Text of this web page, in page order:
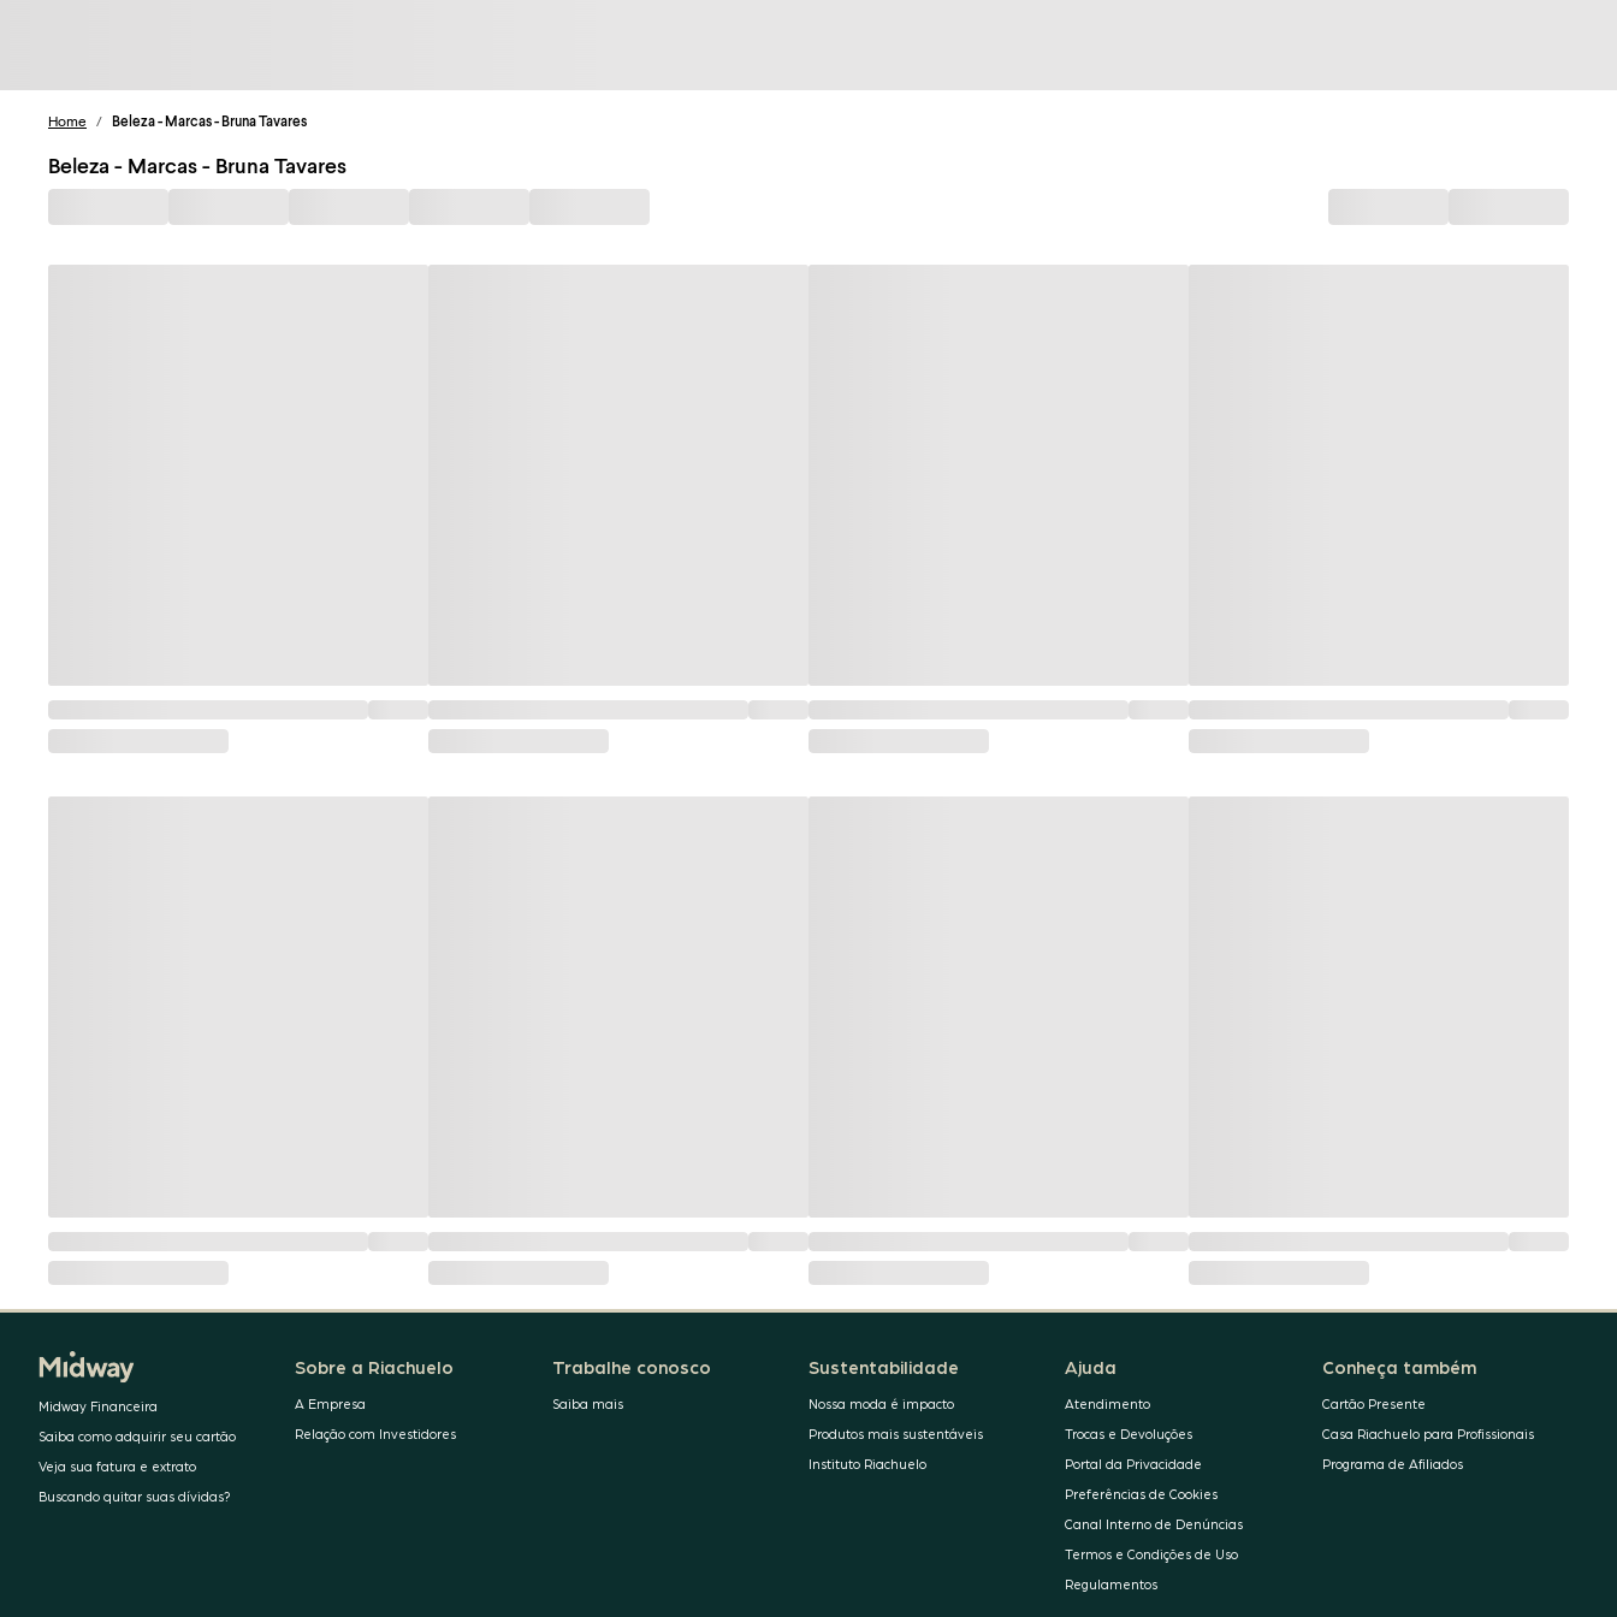
Home / Beleza - Marcas - Bruna Tavares
Beleza - Marcas - Bruna Tavares
Midway Financeira
Saiba como adquirir seu cartão
Veja sua fatura e extrato
Buscando quitar suas dívidas?
Sobre a Riachuelo
A Empresa
Relação com Investidores
Trabalhe conosco
Saiba mais
Sustentabilidade
Nossa moda é impacto
Produtos mais sustentáveis
Instituto Riachuelo
Ajuda
Atendimento
Trocas e Devoluções
Portal da Privacidade
Preferências de Cookies
Canal Interno de Denúncias
Termos e Condições de Uso
Regulamentos
Conheça também
Cartão Presente
Casa Riachuelo para Profissionais
Programa de Afiliados